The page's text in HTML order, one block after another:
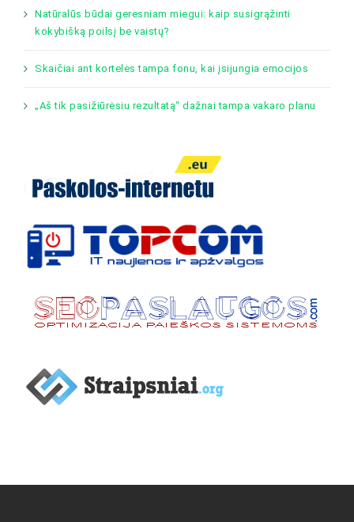
Natūralūs būdai geresniam miegui: kaip susigrąžinti
kokybišką poilsį be vaistų?
Skaičiai ant kortelės tampa fonu, kai įsijungia emocijos
„Aš tik pasižiūrėsiu rezultatą“ dažnai tampa vakaro planu